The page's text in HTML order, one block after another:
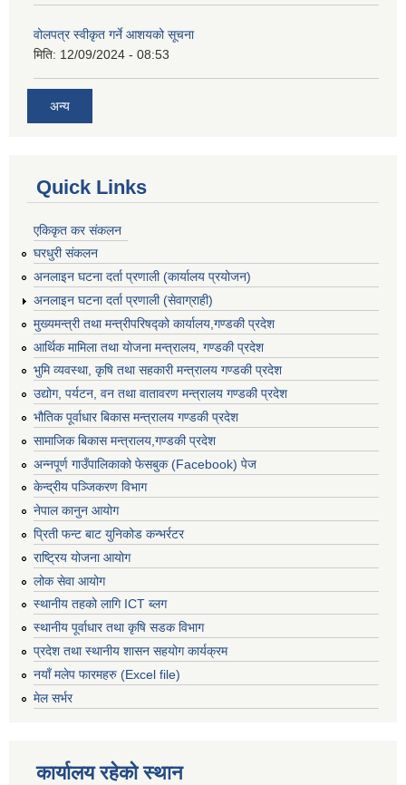
वोलपत्र स्वीकृत गर्ने आशयको सूचना
मिति: 12/09/2024 - 08:53
अन्य
Quick Links
एकिकृत कर संकलन
घरधुरी संकलन
अनलाइन घटना दर्ता प्रणाली (कार्यालय प्रयोजन)
अनलाइन घटना दर्ता प्रणाली (सेवाग्राही)
मुख्यमन्त्री तथा मन्त्रीपरिषद्को कार्यालय,गण्डकी प्रदेश
आर्थिक मामिला तथा योजना मन्त्रालय, गण्डकी प्रदेश
भुमि व्यवस्था, कृषि तथा सहकारी मन्त्रालय गण्डकी प्रदेश
उद्योग, पर्यटन, वन तथा वातावरण मन्त्रालय गण्डकी प्रदेश
भौतिक पूर्वाधार बिकास मन्त्रालय गण्डकी प्रदेश
सामाजिक बिकास मन्त्रालय,गण्डकी प्रदेश
अन्नपूर्ण गाउँपालिकाको फेसबुक (Facebook) पेज
केन्द्रीय पञ्जिकरण विभाग
नेपाल कानुन आयोग
प्रिती फन्ट बाट युनिकोड कन्भर्रटर
राष्ट्रिय योजना आयोग
लोक सेवा आयोग
स्थानीय तहको लागि ICT ब्लग
स्थानीय पूर्वाधार तथा कृषि सडक विभाग
प्रदेश तथा स्थानीय शासन सहयोग कार्यक्रम
नयाँ मलेप फारमहरु (Excel file)
मेल सर्भर
कार्यालय रहेको स्थान